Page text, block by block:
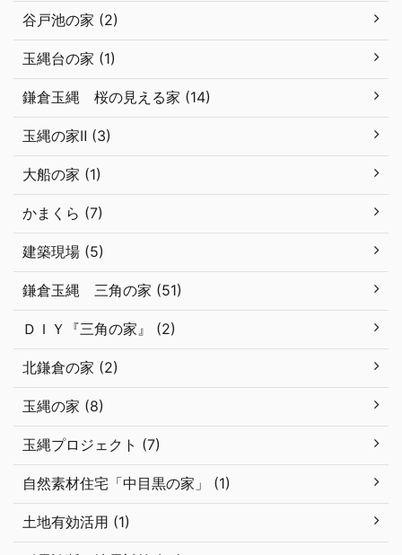
谷戸池の家 (2)
玉縄台の家 (1)
鎌倉玉縄 桜の見える家 (14)
玉縄の家Ⅱ (3)
大船の家 (1)
かまくら (7)
建築現場 (5)
鎌倉玉縄 三角の家 (51)
ＤＩＹ『三角の家』 (2)
北鎌倉の家 (2)
玉縄の家 (8)
玉縄プロジェクト (7)
自然素材住宅「中目黒の家」 (1)
土地有効活用 (1)